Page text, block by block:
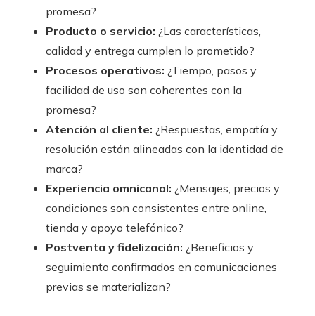
promesa?
Producto o servicio: ¿Las características,
calidad y entrega cumplen lo prometido?
Procesos operativos: ¿Tiempo, pasos y
facilidad de uso son coherentes con la
promesa?
Atención al cliente: ¿Respuestas, empatía y
resolución están alineadas con la identidad de
marca?
Experiencia omnicanal: ¿Mensajes, precios y
condiciones son consistentes entre online,
tienda y apoyo telefónico?
Postventa y fidelización: ¿Beneficios y
seguimiento confirmados en comunicaciones
previas se materializan?